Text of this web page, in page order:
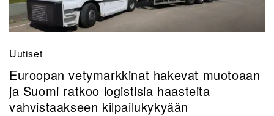
Uutiset
Euroopan vetymarkkinat hakevat muotoaan
ja Suomi ratkoo logistisia haasteita
vahvistaakseen kilpailukykyään